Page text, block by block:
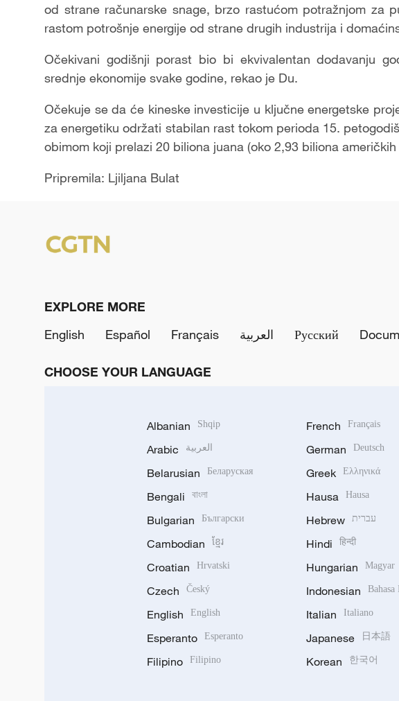
od strane računarske snage, brzo rastućom potražnjom za
rastom potrošnje energije od strane drugih industrija i
Očekivani godišnji porast bio bi ekvivalentan dodavanju
srednje ekonomije svake godine, rekao je Du.
Očekuje se da će kineske investicije u ključne energetske
za energetiku održati stabilan rast tokom perioda 15.
obimom koji prelazi 20 biliona juana (oko 2,93 biliona
Pripremila: Ljiljana Bulat
EXPLORE MORE
English
Español Français العربية Русский
CHOOSE YOUR LANGUAGE
Albanian Shqip
Arabic العربية
Belarusian Беларуская
Bengali বাংলা
Bulgarian Български
Cambodian ខ្មែរ
Croatian Hrvatski
Czech Český
English English
Esperanto Esperanto
Filipino Filipino
French Français
German Deutsch
Greek Ελληνικά
Hausa Hausa
Hebrew עברית
Hindi हिन्दी
Hungarian Magyar
Indonesian Bahasa
Italian Italiano
Japanese 日本語
Korean 한국어